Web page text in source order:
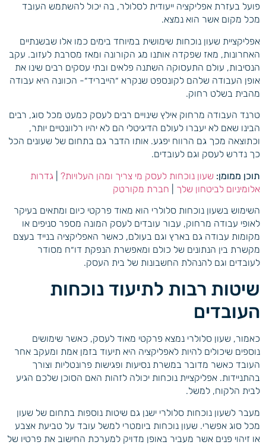
פועל בעזרת אפליקציה ייעודית לסלולר, בה יכול להשתמש העובד
מכל מקום אשר הוא נמצא.
אפליקציית שעון נוכחות שימושית במיוחד בימים כמו אלו שבשנתיים
האחרונות, מאז שפקדה אותנו מג הקורונה ומאז מסרבת לעזוב. עקב
הנסיבות, עולם התעסוקה השתנה פלאים ובתי עסקים רבים שינו את
אופן העבודה שלהם לקונספט שנקרא ״הייבריד״- הכוונה היא עבודה
מהבית בשלט רחוק.
טרנד העבודה מרחוק אילץ שינויים רבים לעסק כמעט מכל סוג, רבים
הבינו שאם לא יעברו לעולם הדיגיטלי הם לא יהיו רלוונטיים יותר,
וכתוצאה מכך גם הרווח יפגע. אותו הדבר גם בתחום של שעונים הכל
כך נדרש לעסק וגם לעובדים.
תוכן ממומן: שעון נוכחות לעסק מי צריך ומהן העלויות?
גדרות
אלומיניום לביטחון שלך
חברת מקורטק
השימוש בשעון נוכחות סלולרי הוא מאוד פרקטי כיום ומתאים בעיקר
לאופי עבודה מרחוק, עבור עובדים לעסק המונה מספר סניפים או
מקומות עבודה גם בארץ וגם בעולם, כאשר האפליקציה בנייד בעצם
מקשרת בין הנתונים של כולם ומאפשרת הנפקת דו״ח מסודר
לעובדים וגם להנהלת החשבונות של בית העסק.
שיטות רבות לתיעוד נוכחות
העובדים
כאמור, שעון סלולרי נמצא פרקטי מאוד לעסק, כאשר שימושים
נוספים שיכולים להיות לאפליקציה היא תיעוד בזמן אמת ומעקב אחר
העובד כאשר מדובר במשרת נסיעות ופגישות פרונטליות וצורך
בהתניידות. אפליקציית נוכחות יכולה לזהות האם הסוכן שלכם הגיע
לבית הלקוח, למשל.
מעבר לשעון נוכחות סלולרי ישנן גם שיטות נוספות בתחום של שעון
מכל סוג אפשרי. שעון נוכחות ביומטרי למשל עובד על טביעת אצבע
או זיהוי פנים אשר מעביר באופן מדויק למערכת החישוב את פרטיו של